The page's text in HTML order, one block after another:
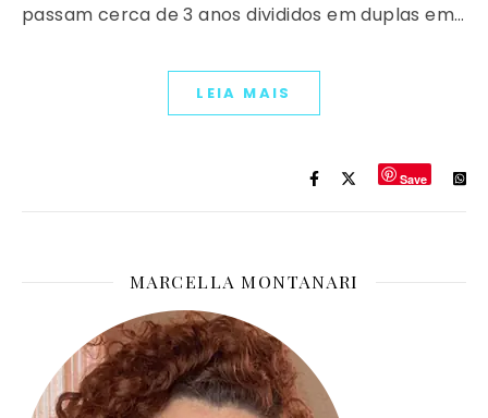
passam cerca de 3 anos divididos em duplas em…
LEIA MAIS
Save
MARCELLA MONTANARI